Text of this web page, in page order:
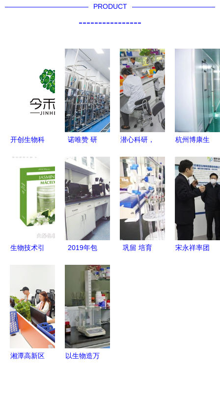
PRODUCT
----------------
开创生物科
前沿研发驱
动未来健康
诺唯赞 研
齐下，生物
领域一
路“狂飙”
潜心科研，
业“芯”与通
信技术开发
的双重革命
杭州博康生
信技术开发
领域的创新
探索
生物技术引
宝莉的研发
之路
2019年包
技进展
巩留 培育
宋永祥率团
湘潭高新区
以生物造万